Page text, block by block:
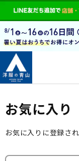
お気に入り
お気に入りに登録さ